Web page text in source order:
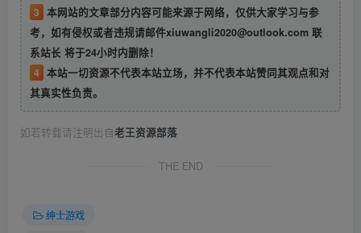
3 本网站的文章部分内容可能来源于网络，仅供大家学习与参
考，如有侵权或者违规请邮件xiuwangli2020@outlook.com 联
系站长 将于24小时内删除！
4 本站一切资源不代表本站立场，并不代表本站赞同其观点和对
其真实性负责。
如若转载请注明出自老王资源部落
THE END
绅士游戏